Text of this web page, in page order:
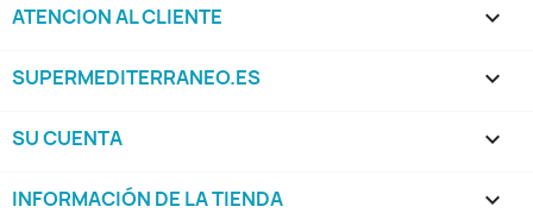
ATENCION AL CLIENTE 
SUPERMEDITERRANEO.ES 
SU CUENTA 
INFORMACIÓN DE LA TIENDA keyboard_arrow_down